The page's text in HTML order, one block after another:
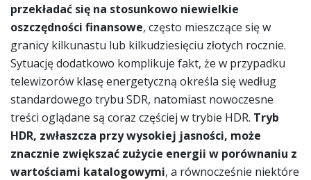
przekładać się na stosunkowo niewielkie
oszczędności finansowe, często mieszczące się w
granicy kilkunastu lub kilkudziesięciu złotych rocznie.
Sytuację dodatkowo komplikuje fakt, że w przypadku
telewizorów klasę energetyczną określa się według
standardowego trybu SDR, natomiast nowoczesne
treści oglądane są coraz częściej w trybie HDR. Tryb
HDR, zwłaszcza przy wysokiej jasności, może
znacznie zwiększać zużycie energii w porównaniu z
wartościami katalogowymi, a równocześnie niektóre